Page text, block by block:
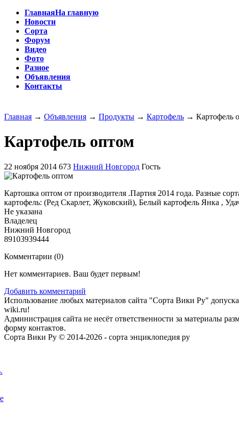
ГлавнаяНа главную
Новости
Сорта
Форум
Видео
Фото
Разное
Объявления
Контакты
Главная → Объявления → Продукты → Картофель → Картофель
Картофель оптом
22 ноября 2014 673 Нижний Новгород Гость
Картошка оптом от производителя .Партия 2014 года. Разные
картофель: (Ред Скарлет, Жуковский), Белый картофель Янка ,
Не указана
Владелец
Нижний Новгород
89103939444
Комментарии (0)
Нет комментариев. Ваш будет первым!
Добавить комментарий
Использование любых материалов сайта "Сорта Вики Ру"
wiki.ru!
Администрация сайта не несёт ответственности за материалы
форму контактов.
Сорта Вики Ру © 2014-2026 - сорта энциклопедия ру